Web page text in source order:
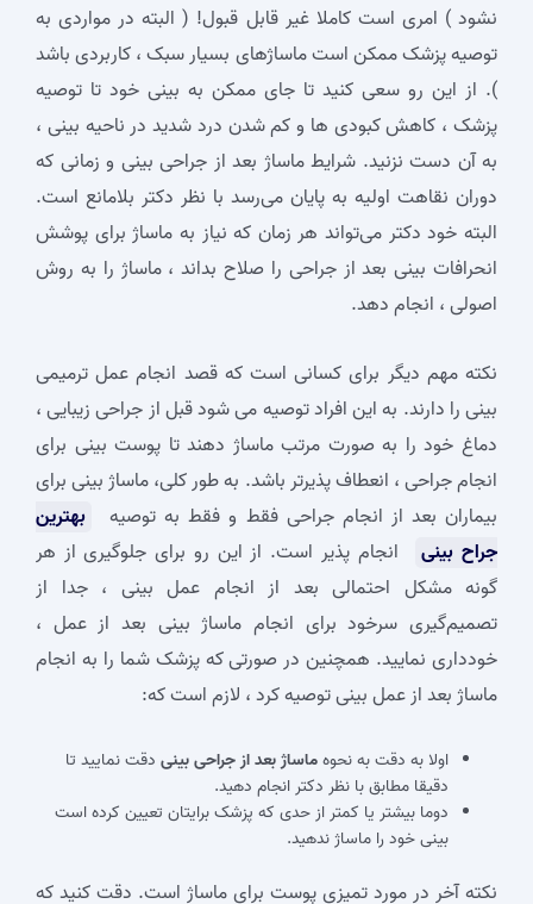
نشود ) امری است کاملا غیر قابل قبول! ( البته در مواردی به
توصیه پزشک ممکن است ماساژهای بسیار سبک ، کاربردی باشد
). از این رو سعی کنید تا جای ممکن به بینی خود تا توصیه
پزشک ، کاهش کبودی ها و کم شدن درد شدید در ناحیه بینی ،
به آن دست نزنید. شرایط ماساژ بعد از جراحی بینی و زمانی که
دوران نقاهت اولیه به پایان می‌رسد با نظر دکتر بلامانع است.
البته خود دکتر می‌تواند هر زمان که نیاز به ماساژ برای پوشش
انحرافات بینی بعد از جراحی را صلاح بداند ، ماساژ را به روش
اصولی ، انجام دهد.
نکته مهم دیگر برای کسانی است که قصد انجام عمل ترمیمی
بینی را دارند. به این افراد توصیه می شود قبل از جراحی زیبایی ،
دماغ خود را به صورت مرتب ماساژ دهند تا پوست بینی برای
انجام جراحی ، انعطاف پذیرتر باشد. به طور کلی، ماساژ بینی برای
بیماران بعد از انجام جراحی فقط و فقط به توصیه
بهترین
جراح بینی
انجام پذیر است. از این رو برای جلوگیری از هر
گونه مشکل احتمالی بعد از انجام عمل بینی ، جدا از
تصمیم‌گیری سرخود برای انجام ماساژ بینی بعد از عمل ،
خودداری نمایید. همچنین در صورتی که پزشک شما را به انجام
ماساژ بعد از عمل بینی توصیه کرد ، لازم است که:
اولا به دقت به نحوهماساژ بعد از جراحی بینی دقت نمایید تا
دقیقا مطابق با نظر دکتر انجام دهید.
دوما بیشتر یا کمتر از حدی که پزشک برایتان تعیین کرده است
بینی خود را ماساژ ندهید.
نکته آخر در مورد تمیزی پوست برای ماساژ است. دقت کنید که